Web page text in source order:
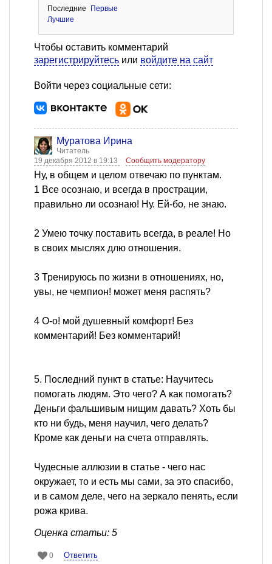
Последние
Первые
Лучшие
Чтобы оставить комментарий
зарегистрируйтесь или войдите на сайт
Войти через социальные сети:
Муратова Ирина
Читатель
19 декабря 2012 в 19:13
Сообщить модератору
Ну, в общем и целом отвечаю по пунктам.
1 Все осознаю, и всегда в прострации,
правильно ли осознаю! Ну. Ей-бо, не знаю.
2 Умею точку поставить всегда, в реале! Но
в своих мыслях длю отношения.
3 Тренируюсь по жизни в отношениях, но,
увы, не чемпион! может меня распять?
4 О-о! мой душевный комфорт! Без
комментарий! Без комментарий!
5. Последний пункт в статье: Научитесь
помогать людям. Это чего? А как помогать?
Деньги фальшивым нищим давать? Хоть бы
кто ни будь, меня научил, чего делать?
Кроме как деньги на счета отправлять.
Чудесные аллюзии в статье - чего нас
окружает, то и есть мы сами, за это спасибо,
и в самом деле, чего на зеркало пенять, если
рожа крива.
Оценка статьи: 5
0 Ответить